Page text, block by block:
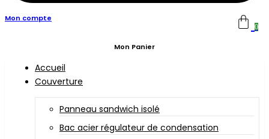
Mon compte
0
Mon Panier
Accueil
Couverture
Panneau sandwich isolé
Bac acier régulateur de condensation